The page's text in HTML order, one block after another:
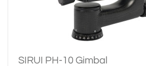
SIRUI PH-10 Gimbal